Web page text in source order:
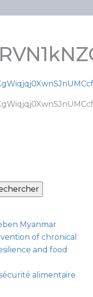
Myanmar
of chronical
and food
alimentaire